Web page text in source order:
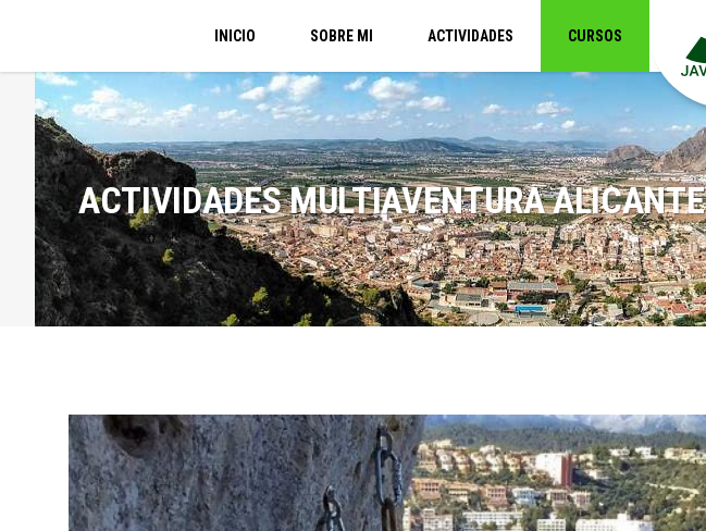
INICIO SOBRE MI ACTIVIDADES CURSOS
ACTIVIDADES MULTIAVENTURA ALICANTE